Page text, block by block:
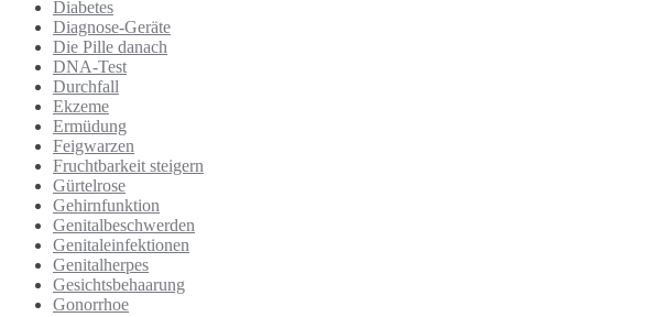
Diabetes
Diagnose-Geräte
Die Pille danach
DNA-Test
Durchfall
Ekzeme
Ermüdung
Feigwarzen
Fruchtbarkeit steigern
Gürtelrose
Gehirnfunktion
Genitalbeschwerden
Genitaleinfektionen
Genitalherpes
Gesichtsbehaarung
Gonorrhoe